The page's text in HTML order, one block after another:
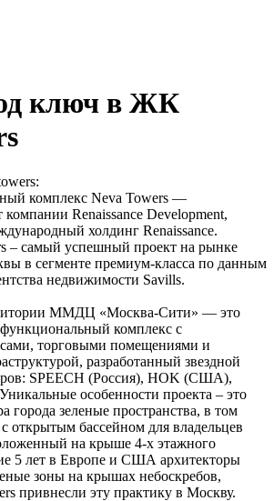
ключ в ЖК
комплекс Neva Towers —
Renaissance Development,
холдинг Renaissance.
– самый успешный проект на рынке
в сегменте премиум-класса по данным
недвижимости Savills.
ММДЦ «Москва-Сити» — это
комплекс с
торговыми помещениями и
разработанный звездной
SPEECH (Россия), HOK (США),
особенности проекта – это
города зеленые пространства, в том
открытым бассейном для владельцев
на крыше 4-х этажного
5 лет в Европе и США архитекторы
зоны на крышах небоскребов,
привнесли эту практику в Москву.